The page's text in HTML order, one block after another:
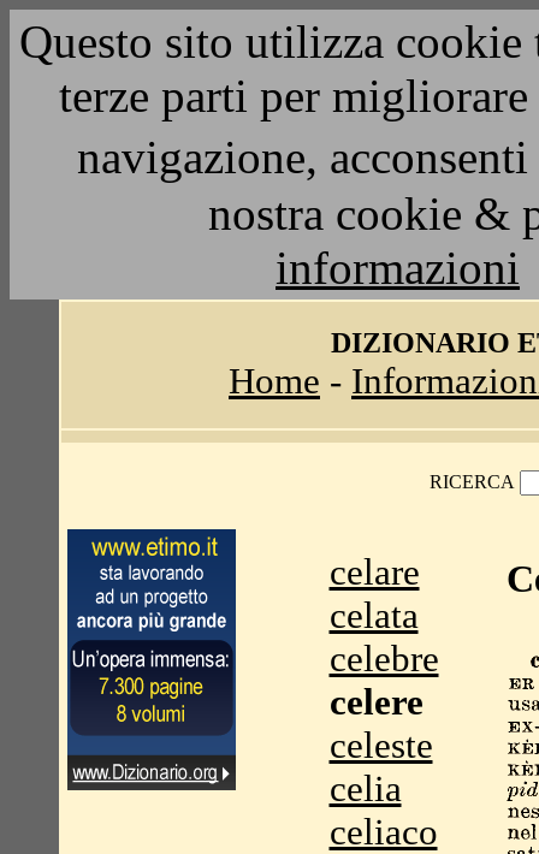
Questo sito utilizza
terze parti per
navigazione,
nostra cookie &
informazioni
DIZIONARIO
Home -
RICERCA
celare
celata
celebre
celere
celeste
celia
celiaco